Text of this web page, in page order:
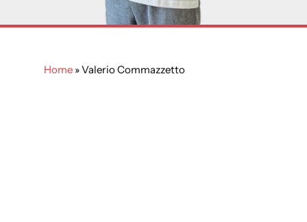
Home »Valerio Commazzetto